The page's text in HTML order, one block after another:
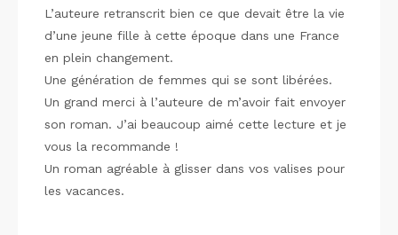
L’auteure retranscrit bien ce que devait être la vie
d’une jeune fille à cette époque dans une France
en plein changement.
Une génération de femmes qui se sont libérées.
Un grand merci à l’auteure de m’avoir fait envoyer
son roman. J’ai beaucoup aimé cette lecture et je
vous la recommande !
Un roman agréable à glisser dans vos valises pour
les vacances.